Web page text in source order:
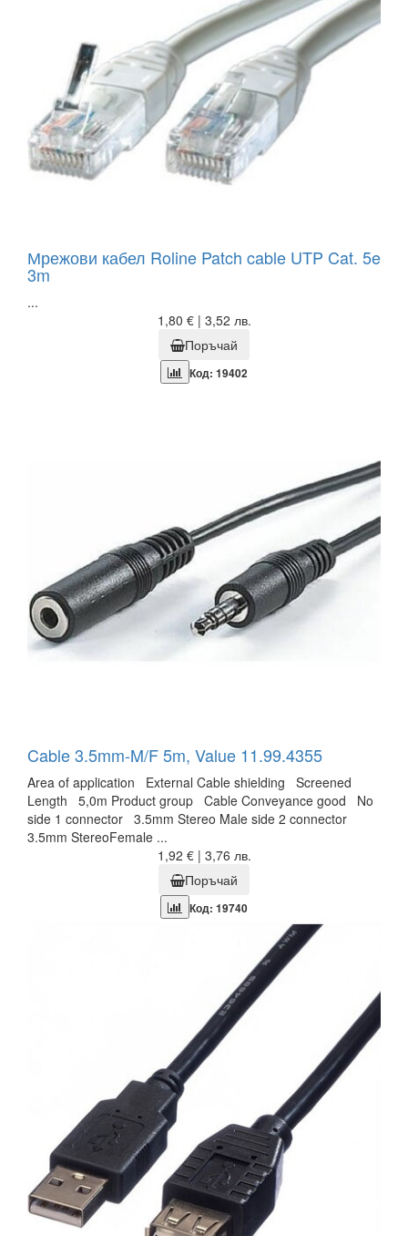
Мрежови кабел Roline Patch cable UTP Cat. 5e
3m
...
1,80 € | 3,52 лв.
Поръчай
Код: 19402
Cable 3.5mm-M/F 5m, Value 11.99.4355
Area of application External Cable shielding Screened
Length 5,0m Product group Cable Conveyance good No
side 1 connector 3.5mm Stereo Male side 2 connector
3.5mm StereoFemale ...
1,92 € | 3,76 лв.
Поръчай
Код: 19740